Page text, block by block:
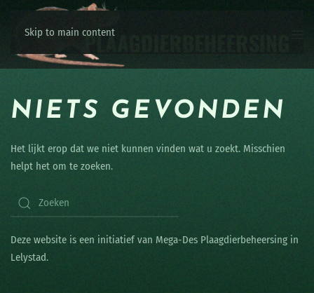
Skip to main content
NIETS GEVONDEN
Het lijkt erop dat we niet kunnen vinden wat u zoekt. Misschien
helpt het om te zoeken.
Deze website is een initiatief van Mega-Des Plaagdierbeheersing in
Lelystad.